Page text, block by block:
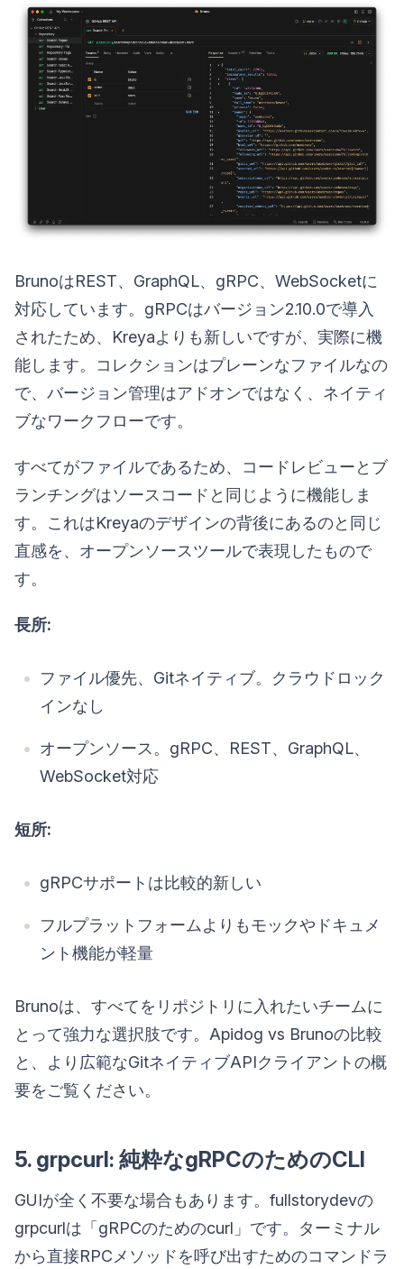
BrunoはREST、GraphQL、gRPC、WebSocketに
対応しています。gRPCはバージョン2.10.0で導入
されたため、Kreyaよりも新しいですが、実際に機
能します。コレクションはプレーンなファイルなの
で、バージョン管理はアドオンではなく、ネイティ
ブなワークフローです。
すべてがファイルであるため、コードレビューとブ
ランチングはソースコードと同じように機能しま
す。これはKreyaのデザインの背後にあるのと同じ
直感を、オープンソースツールで表現したもので
す。
長所:
ファイル優先、Gitネイティブ。クラウドロック
インなし
オープンソース。gRPC、REST、GraphQL、
WebSocket対応
短所:
gRPCサポートは比較的新しい
フルプラットフォームよりもモックやドキュメ
ント機能が軽量
Brunoは、すべてをリポジトリに入れたいチームに
とって強力な選択肢です。Apidog vs Brunoの比較
と、より広範なGitネイティブAPIクライアントの概
要をご覧ください。
5. grpcurl: 純粋なgRPCのためのCLI
GUIが全く不要な場合もあります。fullstorydevの
grpcurlは「gRPCのためのcurl」です。ターミナル
から直接RPCメソッドを呼び出すためのコマンドラ